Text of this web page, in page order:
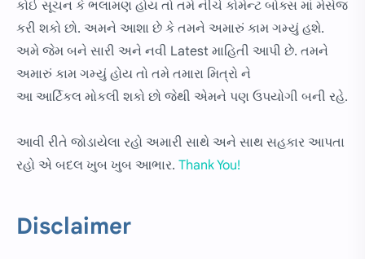
કોઈ સૂચન કે ભલામણ હોય તો તમે નીચે કોમેન્ટ બોક્સ માં મેસેજ
કરી શકો છો. અમને આશા છે કે તમને અમારું કામ ગમ્યું હશે.
અમે જેમ બને સારી અને નવી Latest માહિતી આપી છે. તમને
અમારું કામ ગમ્યું હોય તો તમે તમારા મિત્રો ને
આ આર્ટિકલ મોકલી શકો છો જેથી એમને પણ ઉપયોગી બની રહે.
આવી રીતે જોડાયેલા રહો અમારી સાથે અને સાથ સહકાર આપતા
રહો એ બદલ ખુબ ખુબ આભાર. Thank You!
Disclaimer